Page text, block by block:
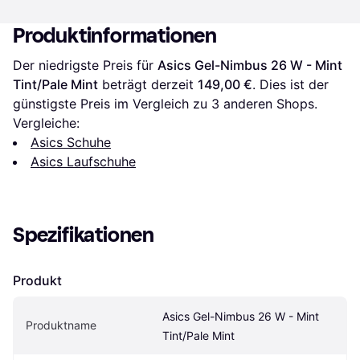
Produktinformationen
Der niedrigste Preis für Asics Gel-Nimbus 26 W - Mint
Tint/Pale Mint beträgt derzeit 149,00 €. Dies ist der
günstigste Preis im Vergleich zu 3 anderen Shops.
Vergleiche:
Asics Schuhe
Asics Laufschuhe
Spezifikationen
Produkt
Produktname
Asics Gel-Nimbus 26 W - Mint
Tint/Pale Mint